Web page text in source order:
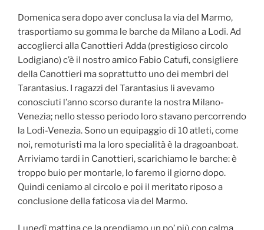
Domenica sera dopo aver conclusa la via del Marmo,
trasportiamo su gomma le barche da Milano a Lodi. Ad
accoglierci alla Canottieri Adda (prestigioso circolo
Lodigiano) c’è il nostro amico Fabio Catufi, consigliere
della Canottieri ma soprattutto uno dei membri del
Tarantasius. I ragazzi del Tarantasius li avevamo
conosciuti l’anno scorso durante la nostra Milano-
Venezia; nello stesso periodo loro stavano percorrendo
la Lodi-Venezia. Sono un equipaggio di 10 atleti, come
noi, remoturisti ma la loro specialità è la dragoanboat.
Arriviamo tardi in Canottieri, scarichiamo le barche: è
troppo buio per montarle, lo faremo il giorno dopo.
Quindi ceniamo al circolo e poi il meritato riposo a
conclusione della faticosa via del Marmo.